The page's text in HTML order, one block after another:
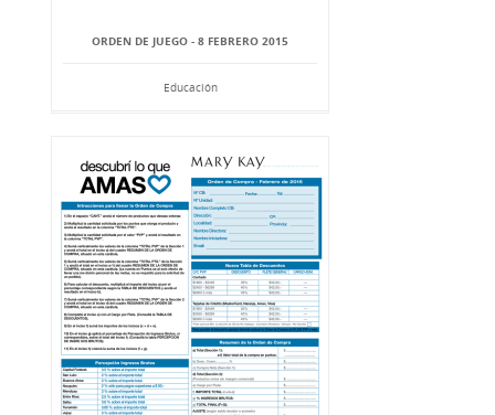
ORDEN DE JUEGO - 8 FEBRERO 2015
Educación